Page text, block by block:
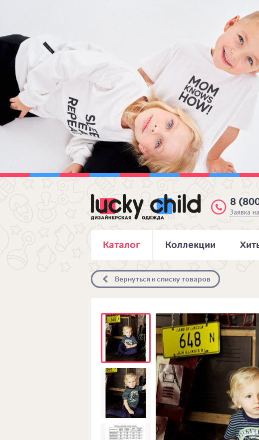
8
Заявка
Каталог Коллекции
Вернуться к списку товаров